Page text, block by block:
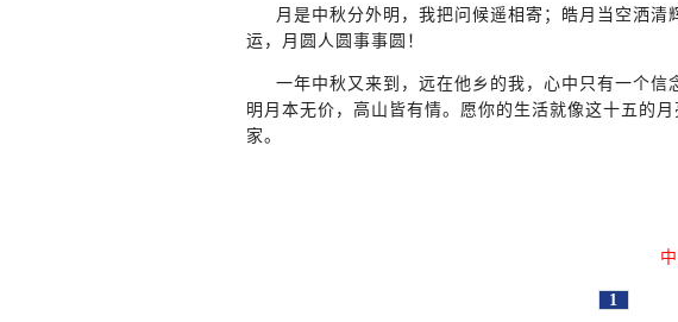
月是中秋分外明，我把问候遥相寄；皓月当空洒清
运，月圆人圆事事圆！
一年中秋又来到，远在他乡的我，心中只有一个信
明月本无价，高山皆有情。愿你的生活就像这十五的
家。
1